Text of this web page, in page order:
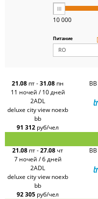
Alean
Sunmar
PlanTravel
FUN&SUN
ex TUI
Крымская
Волна
LOTI
Express
Интурист
Travelata
10 000
Питание
21.08 пт-31.08 пн
11 ночей / 10 дней
BB
2ADL
deluxe city view noexb
bb
91 312 руб/чел
21.08 пт-27.08 чт
7 ночей / 6 дней
BB
2ADL
deluxe city view noexb
bb
92 305 руб/чел